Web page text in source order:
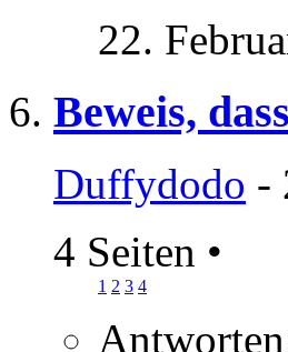
22.
Beweis,
Duffydodo -
4 Seiten •
1 2 3 4